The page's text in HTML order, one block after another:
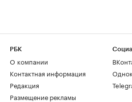
РБК
О компании
Контактная информация
Редакция
Размещение рекламы